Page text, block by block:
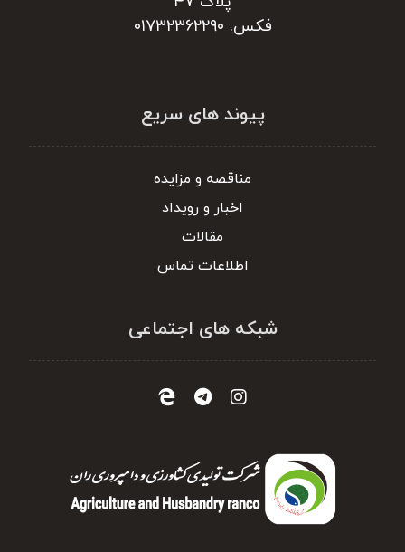
فکس: ۰۱۷۳۲۳۶۲۲۹۰
پیوند های سریع
مناقصه و مزایده
اخبار و رویداد
مقالات
اطلاعات تماس
شبکه های اجتماعی